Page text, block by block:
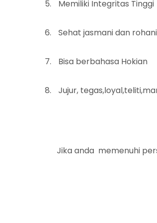
5. Memiliki Integritas Tinggi
6. Sehat jasmani dan rohani
7. Bisa berbahasa Hokian
8. Jujur,
Jika anda memenuhi